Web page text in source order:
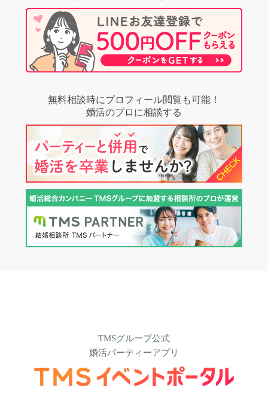
無料相談時にプロフィール閲覧も可能！
婚活のプロに相談する
TMSグループ公式
婚活パーティーアプリ